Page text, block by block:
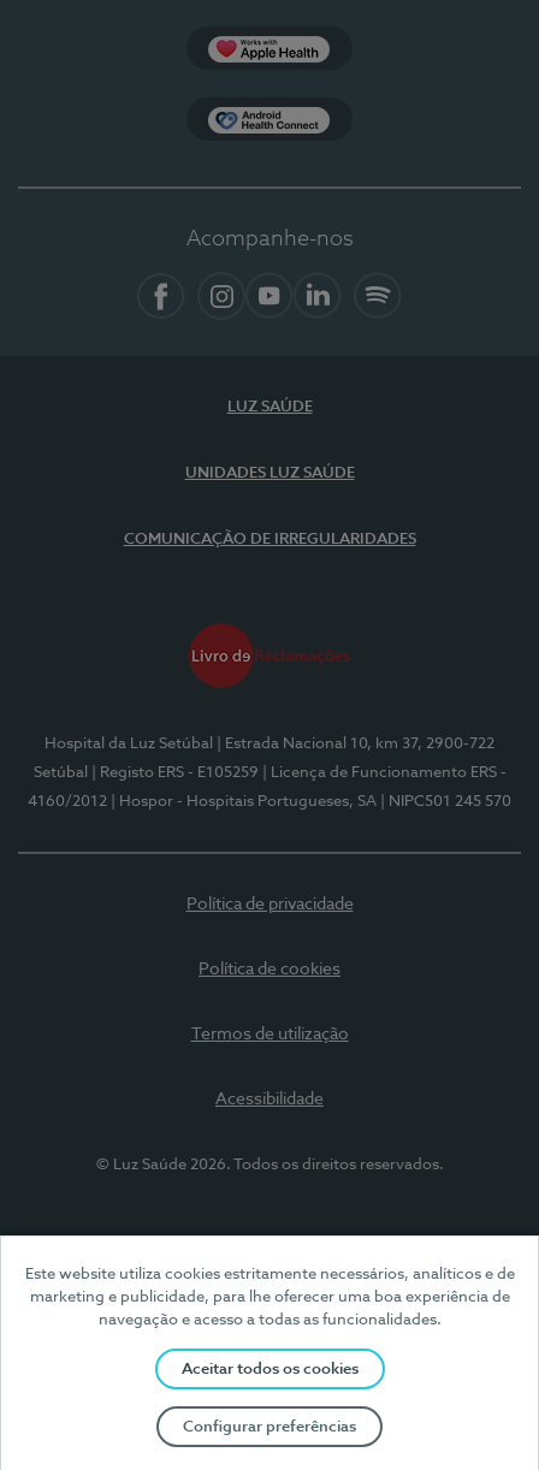
Este website utiliza cookies estritamente necessários, analíticos e de
marketing e publicidade, para lhe oferecer uma boa experiência de
navegação e acesso a todas as funcionalidades.
Aceitar todos os cookies
Configurar preferências
Acompanhe-nos
LUZ SAÚDE
UNIDADES LUZ SAÚDE
COMUNICAÇÃO DE IRREGULARIDADES
Hospital da Luz Setúbal
| Estrada Nacional 10, km 37, 2900-722
Setúbal
| Registo ERS - E105259
| Licença de Funcionamento ERS -
4160/2012
| Hospor - Hospitais Portugueses, SA | NIPC501 245 570
Política de privacidade
Política de cookies
Termos de utilização
Acessibilidade
© Luz Saúde 2026. Todos os direitos reservados.